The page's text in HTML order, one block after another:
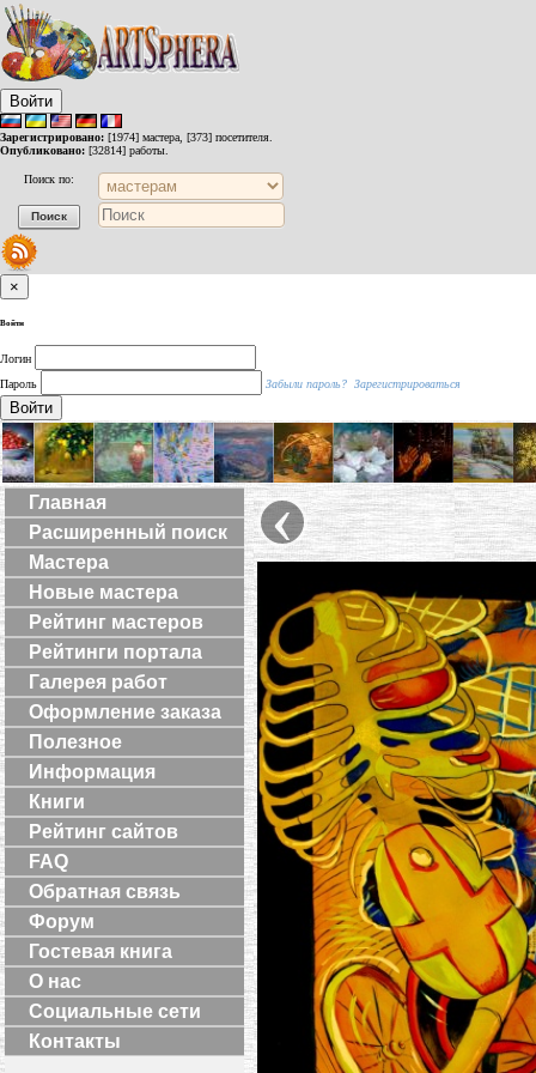
Войти
Зарегистрировано: [1974] мастера, [373] посетителя.
Опубликовано: [32814] работы.
Поиск по:
×
Войти
Логин
Пароль
Забыли пароль? Зарегистрироваться
Войти
Главная
Расширенный поиск
Мастера
Новые мастера
Рейтинг мастеров
Рейтинги портала
Галерея работ
Оформление заказа
Полезное
Информация
Книги
Рейтинг сайтов
FAQ
Обратная связь
Форум
Гостевая книга
О нас
Социальные сети
Контакты
‹